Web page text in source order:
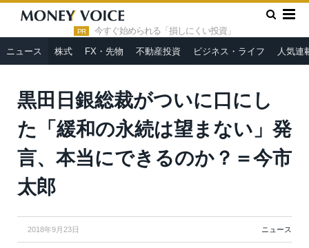
PR 今すぐ始められる「損しにくい投資」
ニュース 株式 FX・先物 不動産投資 ビジネス・ライフ 人気連
HOME » ニュース »
黒田日銀総裁がついに口にした「緩和の永
続は望まない」発言、本当にできるのか？＝今市太郎
黒田日銀総裁がついに口にし
た「緩和の永続は望まない」発
言、本当にできるのか？＝今市
太郎
2018年9月23日 ニュース